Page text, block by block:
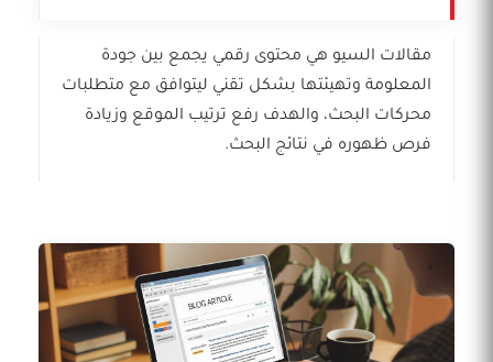
مقالات السيو هي محتوى رقمي يجمع بين جودة
المعلومة وتهيئتها بشكل تقني ليتوافق مع متطلبات
محركات البحث، والهدف رفع ترتيب الموقع وزيادة
فرص ظهوره في نتائج البحث.